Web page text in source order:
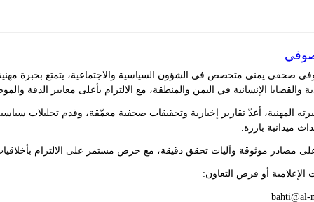
صحفي يمني متخصص في الشؤون السياسية والاجتماعية، يتمتع بخبرة
والقضايا الإنسانية في اليمن والمنطقة، مع الالتزام بأعلى معايير الدقة
المهنية، أعدّ تقارير إخبارية وتحقيقات صحفية معمّقة، وقدم تحليلات
ميدانية بارزة.
مصادر موثوقة وآليات تحقق دقيقة، مع حرص مستمر على الالتزام بأخلاقيات
أو فرص التعاون:
bahti@al-